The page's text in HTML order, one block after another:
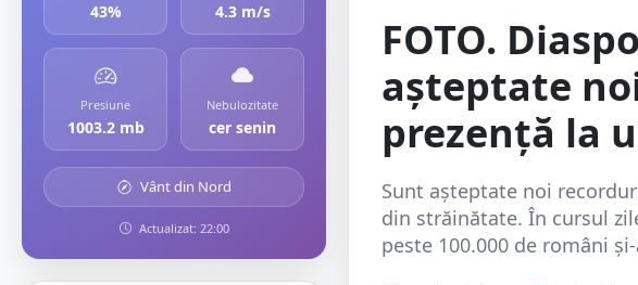
43% 4.3 m/s
Presiune
1003.2 mb
Nebulozitate
cer senin
Vânt din Nord
Actualizat: 22:00
FOTO.
așteptate
prezență la
Sunt așteptate noi
din străinătate. În cursul
peste 100.000 de români